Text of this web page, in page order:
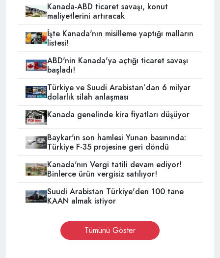
Kanada-ABD ticaret savaşı, konut
maliyetlerini artıracak
İşte Kanada'nın misilleme yaptığı malların
listesi!
ABD'nin Kanada'ya açtığı ticaret savaşı
başladı!
Türkiye ve Suudi Arabistan’dan 6 milyar
dolarlık silah anlaşması
Kanada genelinde kira fiyatları düşüyor
Baykar'ın son hamlesi Yunan basınında:
Türkiye F-35 projesine geri döndü
Kanada'nın Vergi tatili devam ediyor!
Binlerce ürün vergisiz satılıyor!
Suudi Arabistan Türkiye'den 100 tane
KAAN almak istiyor
Tümünü Göster